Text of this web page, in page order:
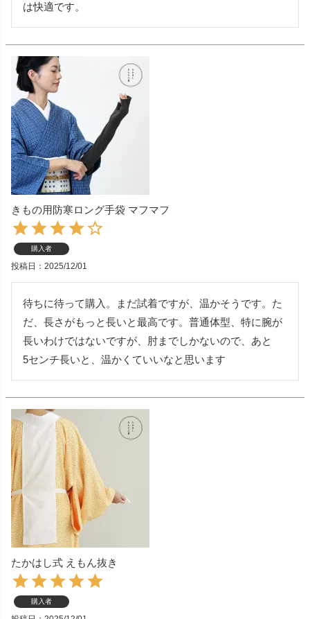
は快適です。
きもの用防寒ロング手袋 マフマフ
購入者
投稿日 2025/12/01
待ちに待って購入。まだ試着ですが、温かそうです。た
だ、長さがもっと長いと最高です。普通体型、特に腕が
長いわけではないですが、肘までしかないので、あと
5センチ長いと、温かくていいなと思います
たかはし式 えもん抜き
購入者